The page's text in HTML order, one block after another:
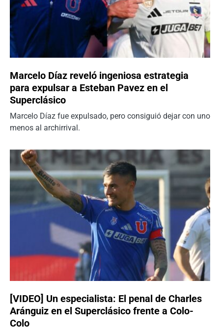
Marcelo Díaz reveló ingeniosa estrategia
para expulsar a Esteban Pavez en el
Superclásico
Marcelo Díaz fue expulsado, pero consiguió dejar con uno
menos al archirrival.
[VIDEO] Un especialista: El penal de Charles
Aránguiz en el Superclásico frente a Colo-
Colo